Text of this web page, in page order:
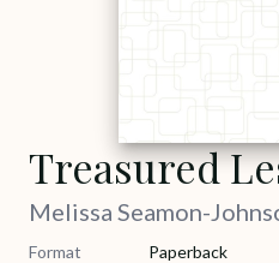
Treasured
Melissa Seamon-
Format
Paperback